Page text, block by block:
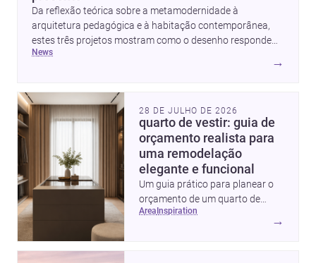
Da reflexão teórica sobre a metamodernidade à
arquitetura pedagógica e à habitação contemporânea,
estes três projetos mostram como o desenho responde
hoje a emoção, uso e contexto. Para arquitetos, são
pistas valiosas sobre como criar espaços mais humanos,
news
→
28 DE JULHO DE 2026
quarto de vestir: guia de
orçamento realista para
uma remodelação
elegante e funcional
Um guia prático para planear o
orçamento de um quarto de
vestir em Portugal, com
area inspiration
→